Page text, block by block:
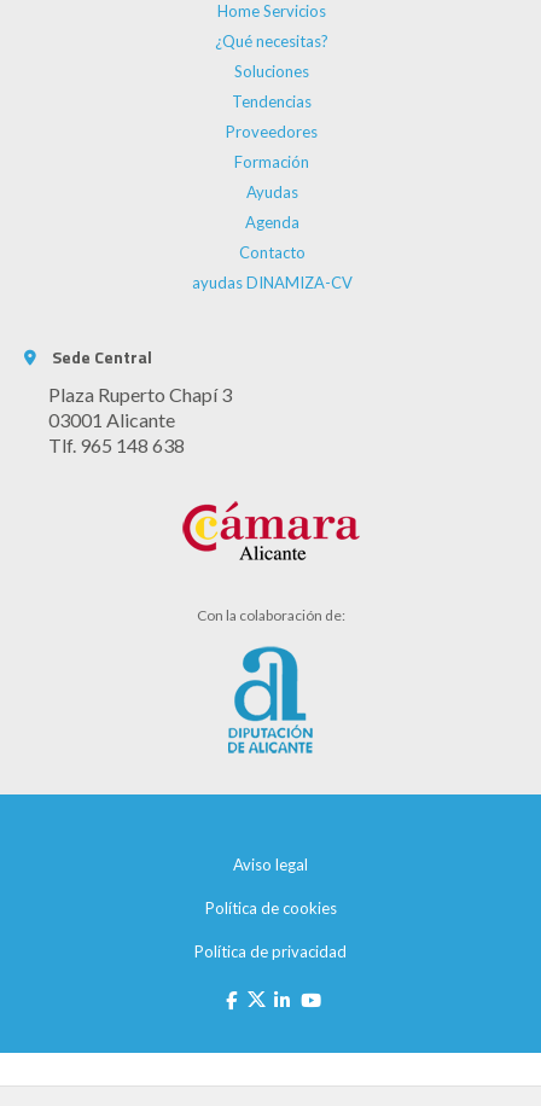
Home Servicios
¿Qué necesitas?
Soluciones
Tendencias
Proveedores
Formación
Ayudas
Agenda
Contacto
ayudas DINAMIZA-CV
Sede Central
Plaza Ruperto Chapí 3
03001 Alicante
Tlf. 965 148 638
Con la colaboración de:
Aviso legal
Política de cookies
Política de privacidad